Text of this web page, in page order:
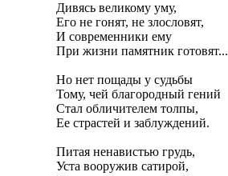
Дивясь великому уму,
Его не гонят, не злословят,
И современники ему
При жизни памятник готовят...
Но нет пощады у судьбы
Тому, чей благородный гений
Стал обличителем толпы,
Ее страстей и заблуждений.
Питая ненавистью грудь,
Уста вооружив сатирой,